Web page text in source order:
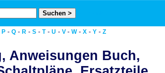
P - Q - R - S - T- U - V - W- X - Y - Z
Anweisungen Buch,